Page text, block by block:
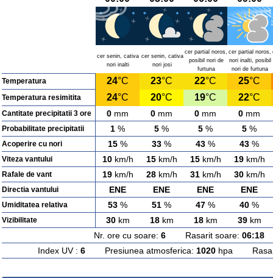
cer senin, cativa
nori inalti
cer senin, cativa
nori josi
cer partial noros,
posibil nori de
furtuna
cer partial noros,
nori inalti, posibil
nori de furtuna
Temperatura 24°C 23°C 22°C 25°C
Temperatura resimitita 24°C 20°C 19°C 22°C
Cantitate precipitatii 3 ore 0 mm 0 mm 0 mm 0 mm
Probabilitate precipitatii 1 % 5 % 5 % 5 %
Acoperire cu nori 15 % 33 % 43 % 43 %
Viteza vantului 10km/h 15km/h 15km/h 19km/h
Rafale de vant 19km/h 28km/h 31km/h 30km/h
Directia vantului ENE ENE ENE ENE
Umiditatea relativa 53 % 51 % 47 % 40 %
Vizibilitate 30km 18km 18km 39km
Nr. ore cu soare: 6Rasarit soare: 06:18
Index UV : 6Presiunea atmosferica: 1020hpa